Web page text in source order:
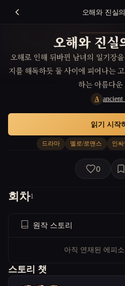
오해와 진실
오해와 진실
오해로 인해 뒤바뀐 남녀의 일기장
지를 해독하듯 둘 사이에 피어나는
하는 아름다운
A ancient
드라마 멜로/로맨스 인싸
읽기 시작
0
회차1
원작 스토리
아직 연재된 에피
스토리 챗